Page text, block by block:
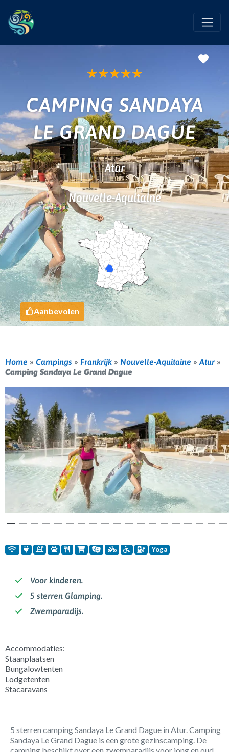
★★★★★
CAMPING SANDAYA
LE GRAND DAGUE
Atur
Nouvelle-Aquitaine
Aanbevolen
Home » Campings » Frankrijk » Nouvelle-Aquitaine » Atur »
Camping Sandaya Le Grand Dague
Vorige
Yoga
Voor kinderen.
5 sterren Glamping.
Zwemparadijs.
Accommodaties:
Staanplaatsen
Bungalowtenten
Lodgetenten
Stacaravans
5 sterren camping Sandaya Le Grand Dague in Atur. Camping
Sandaya Le Grand Dague is een grote gezinscamping. De